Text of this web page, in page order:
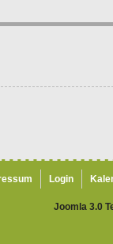
Login
Joomla 3.0